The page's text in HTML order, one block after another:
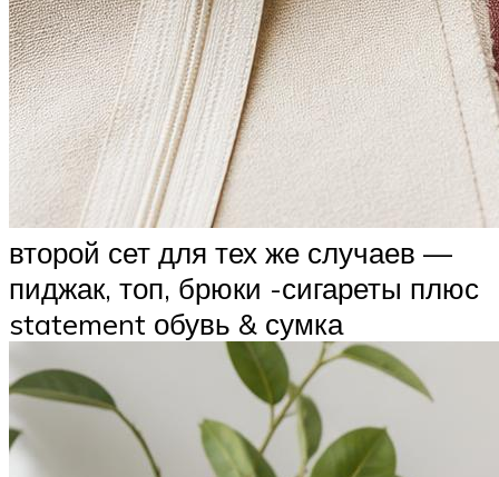
второй сет для тех же случаев —
пиджак, топ, брюки -сигареты плюс
statement обувь & сумка